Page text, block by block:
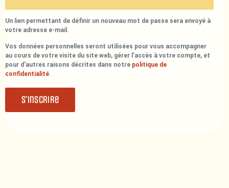
Un lien permettant de définir un nouveau mot de passe sera envoyé à
votre adresse e-mail.
Vos données personnelles seront utilisées pour vous accompagner
au cours de votre visite du site web, gérer l’accès à votre compte, et
pour d’autres raisons décrites dans notre politique de
confidentialité.
S’inscrire